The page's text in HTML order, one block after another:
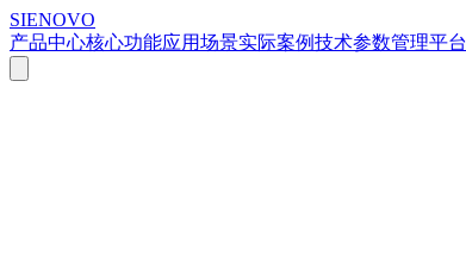
SIENOVO
产品中心核心功能应用场景实际案例技术参数管理平台